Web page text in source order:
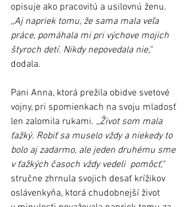
opisuje ako pracovitú a usilovnú ženu.
,,Aj napriek tomu, že sama mala veľa
práce, pomáhala mi pri výchove mojich
štyroch detí. Nikdy nepovedala nie,“
dodala.
Pani Anna, ktorá prežila obidve svetové
vojny, pri spomienkach na svoju mladosť
len zalomila rukami. ,,Život som mala
ťažký. Robiť sa muselo vždy a niekedy to
bolo aj zadarmo, ale jeden druhému sme
v ťažkých časoch vždy vedeli  pomôcť,“
stručne zhrnula svojich desať krížikov
oslávenkyňa, ktorá chudobnejší život